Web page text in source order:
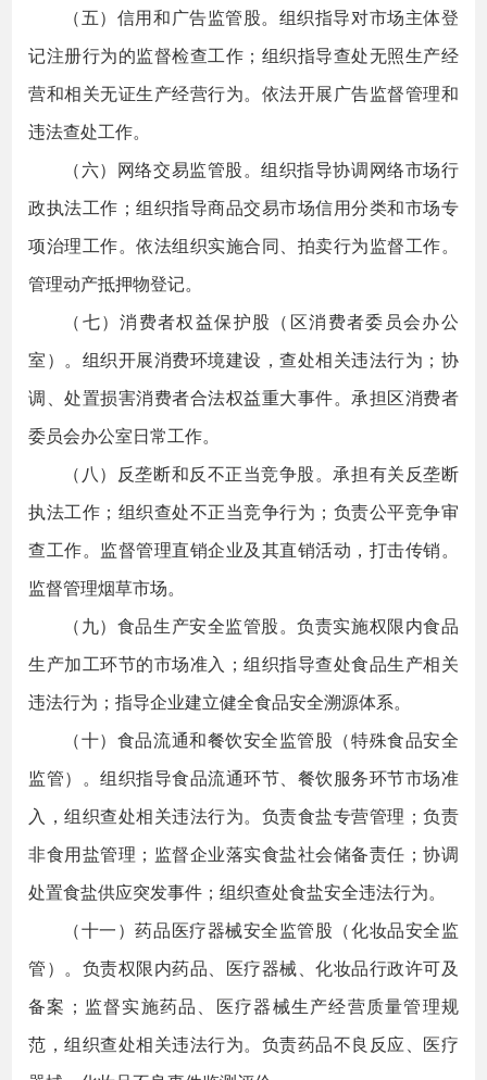
（五）信用和广告监管股。组织指导对市场主体登
记注册行为的监督检查工作；组织指导查处无照生产经
营和相关无证生产经营行为。依法开展广告监督管理和
违法查处工作。
（六）网络交易监管股。组织指导协调网络市场行
政执法工作；组织指导商品交易市场信用分类和市场专
项治理工作。依法组织实施合同、拍卖行为监督工作。
管理动产抵押物登记。
（七）消费者权益保护股（区消费者委员会办公
室）。组织开展消费环境建设，查处相关违法行为；协
调、处置损害消费者合法权益重大事件。承担区消费者
委员会办公室日常工作。
（八）反垄断和反不正当竞争股。承担有关反垄断
执法工作；组织查处不正当竞争行为；负责公平竞争审
查工作。监督管理直销企业及其直销活动，打击传销。
监督管理烟草市场。
（九）食品生产安全监管股。负责实施权限内食品
生产加工环节的市场准入；组织指导查处食品生产相关
违法行为；指导企业建立健全食品安全溯源体系。
（十）食品流通和餐饮安全监管股（特殊食品安全
监管）。组织指导食品流通环节、餐饮服务环节市场准
入，组织查处相关违法行为。负责食盐专营管理；负责
非食用盐管理；监督企业落实食盐社会储备责任；协调
处置食盐供应突发事件；组织查处食盐安全违法行为。
（十一）药品医疗器械安全监管股（化妆品安全监
管）。负责权限内药品、医疗器械、化妆品行政许可及
备案；监督实施药品、医疗器械生产经营质量管理规
范，组织查处相关违法行为。负责药品不良反应、医疗